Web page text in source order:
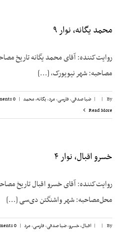
محمد یگانه، نوار ۹
مصاحبه: شهر نیویورک، [...]
By
|
| ضیا صدقی,فارسی,مرد,یگانه، محمد |
0 Comments
Read More
خسرو اقبال، نوار ۴
محل‌مصاحبه: شهر واشنگتن دی‌سی [...]
By
|
| اقبال، خسرو,ضیا صدقی,فارسی,مرد |
0 Comments